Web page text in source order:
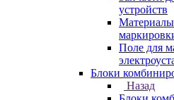
устройств
Поле для
Блоки
Назад